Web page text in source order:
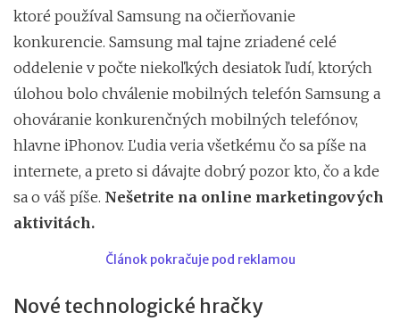
ktoré používal Samsung na očierňovanie
konkurencie. Samsung mal tajne zriadené celé
oddelenie v počte niekoľkých desiatok ľudí, ktorých
úlohou bolo chválenie mobilných telefón Samsung a
ohováranie konkurenčných mobilných telefónov,
hlavne iPhonov. Ľudia veria všetkému čo sa píše na
internete, a preto si dávajte dobrý pozor kto, čo a kde
sa o váš píše. Nešetrite na online marketingových
aktivitách.
Článok pokračuje pod reklamou
Nové technologické hračky